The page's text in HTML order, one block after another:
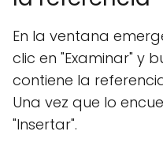
En la ventana
clic en "Examinar" y
contiene la
Una vez que lo
"Insertar".